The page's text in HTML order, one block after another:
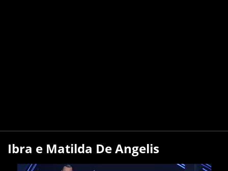
Ibra e Matilda De Angelis